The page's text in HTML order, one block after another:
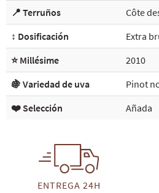
📍 Terruños Côte
↕️ Dosificación
Extra
⭐ Millésime
2010
🍇 Variedad de uva
Pinot
❤️ Selección
Añada
ENTREGA 24H